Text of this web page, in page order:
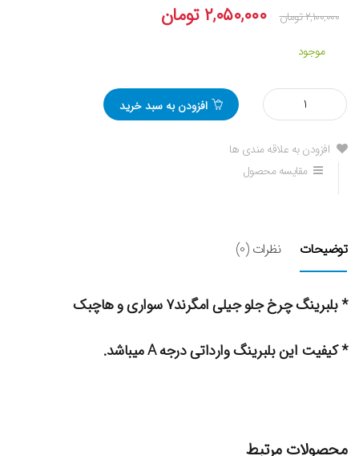
۲,۱۰۰,۰۰۰تومان ۲,۰۵۰,۰۰۰ تومان
موجود
مقدار
بلبرینگ
جلو
جیلی
افزودن به سبد خرید
افزودن به علاقه مندی ها
مقایسه محصول
توضیحات نظرات (0)
* بلبرینگ چرخ جلو جیلی امگرند۷ سواری و هاچبک
* کیفیت این بلبرینگ وارداتی درجه A میباشد.
محصولات مرتبط